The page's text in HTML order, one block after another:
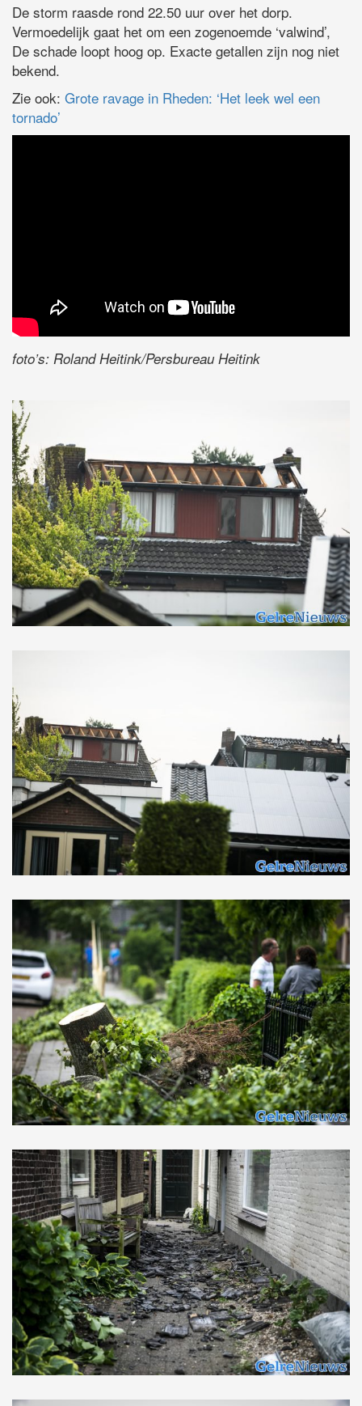
De storm raasde rond 22.50 uur over het dorp.
Vermoedelijk gaat het om een zogenoemde ‘valwind’,
De schade loopt hoog op. Exacte getallen zijn nog niet
bekend.
Zie ook: Grote ravage in Rheden: ‘Het leek wel een
tornado’
foto’s: Roland Heitink/Persbureau Heitink